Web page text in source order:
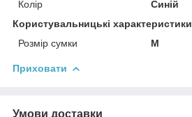
Колір
Синій
Користувальницькі характеристики
Розмір сумки
M
Приховати
Умови доставки